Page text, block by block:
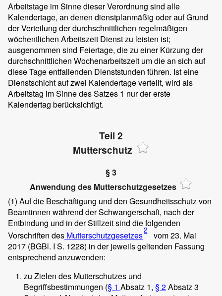
Arbeitstage im Sinne dieser Verordnung sind alle
Kalendertage, an denen dienstplanmäßig oder auf Grund
der Verteilung der durchschnittlichen regelmäßigen
wöchentlichen Arbeitszeit Dienst zu leisten ist;
ausgenommen sind Feiertage, die zu einer Kürzung der
durchschnittlichen Wochenarbeitszeit um die an sich auf
diese Tage entfallenden Dienststunden führen. Ist eine
Dienstschicht auf zwei Kalendertage verteilt, wird als
Arbeitstag im Sinne des Satzes 1 nur der erste
Kalendertag berücksichtigt.
Teil 2
Mutterschutz
§ 3
Anwendung des Mutterschutzgesetzes
(1) Auf die Beschäftigung und den Gesundheitsschutz von
Beamtinnen während der Schwangerschaft, nach der
Entbindung und in der Stillzeit sind die folgenden
Vorschriften des Mutterschutzgesetzes2
vom 23. Mai
2017 (BGBl. I S. 1228) in der jeweils geltenden Fassung
entsprechend anzuwenden:
zu Zielen des Mutterschutzes und
Begriffsbestimmungen (§ 1 Absatz 1, § 2Absatz 3